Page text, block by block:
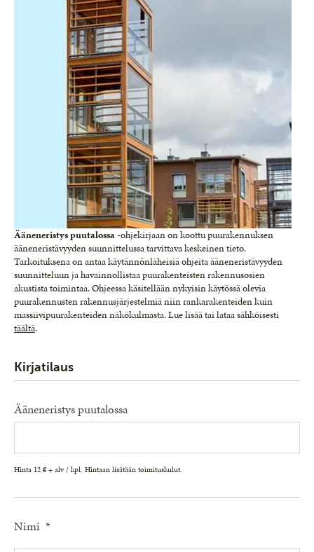
Ääneneristys puutalossa -ohjekirjaan on koottu puurakennuksen
ääneneristävyyden suunnittelussa tarvittava keskeinen tieto.
Tarkoituksena on antaa käytännönläheisiä ohjeita ääneneristävyyden
suunnitteluun ja havainnollistaa puurakenteisten rakennusosien
akustista toimintaa. Ohjeessa käsitellään nykyisin käytössä olevia
puurakennusten rakennusjärjestelmiä niin rankarakenteiden kuin
massiivipuurakenteiden näkökulmasta. Lue lisää tai lataa sähköisesti
täältä.
Kirjatilaus
Ääneneristys puutalossa
Hinta 12 € + alv / kpl. Hintaan lisätään toimituskulut.
Nimi *